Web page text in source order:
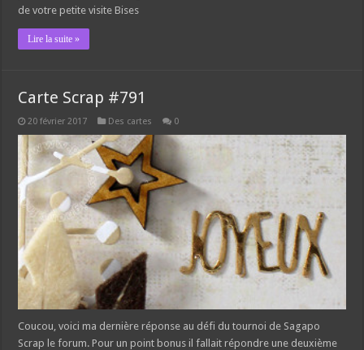
de votre petite visite Bises
Lire la suite »
Carte Scrap #791
20 février 2017 Des cartes 0
Coucou, voici ma dernière réponse au défi du tournoi de Sagapo
Scrap le forum. Pour un point bonus il fallait répondre une deuxième